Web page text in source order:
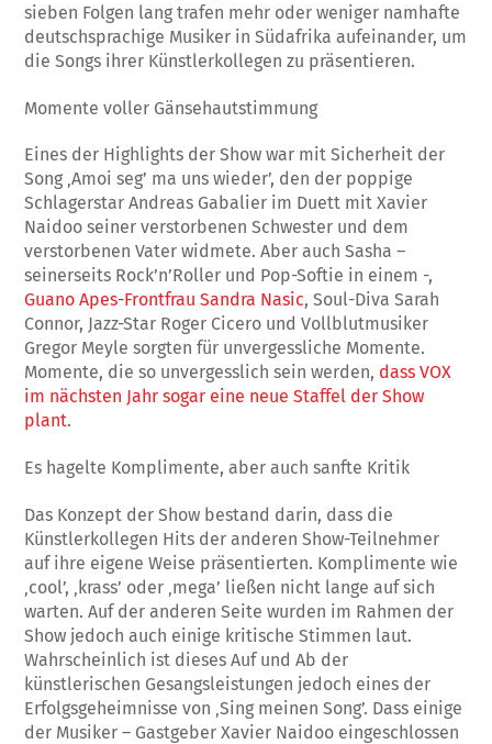
sieben Folgen lang trafen mehr oder weniger namhafte
deutschsprachige Musiker in Südafrika aufeinander, um
die Songs ihrer Künstlerkollegen zu präsentieren.
Momente voller Gänsehautstimmung
Eines der Highlights der Show war mit Sicherheit der
Song ‚Amoi seg’ ma uns wieder’, den der poppige
Schlagerstar Andreas Gabalier im Duett mit Xavier
Naidoo seiner verstorbenen Schwester und dem
verstorbenen Vater widmete. Aber auch Sasha –
seinerseits Rock’n’Roller und Pop-Softie in einem -,
Guano Apes-Frontfrau Sandra Nasic, Soul-Diva Sarah
Connor, Jazz-Star Roger Cicero und Vollblutmusiker
Gregor Meyle sorgten für unvergessliche Momente.
Momente, die so unvergesslich sein werden, dass VOX
im nächsten Jahr sogar eine neue Staffel der Show
plant.
Es hagelte Komplimente, aber auch sanfte Kritik
Das Konzept der Show bestand darin, dass die
Künstlerkollegen Hits der anderen Show-Teilnehmer
auf ihre eigene Weise präsentierten. Komplimente wie
‚cool’, ‚krass’ oder ‚mega’ ließen nicht lange auf sich
warten. Auf der anderen Seite wurden im Rahmen der
Show jedoch auch einige kritische Stimmen laut.
Wahrscheinlich ist dieses Auf und Ab der
künstlerischen Gesangsleistungen jedoch eines der
Erfolgsgeheimnisse von ‚Sing meinen Song’. Dass einige
der Musiker – Gastgeber Xavier Naidoo eingeschlossen